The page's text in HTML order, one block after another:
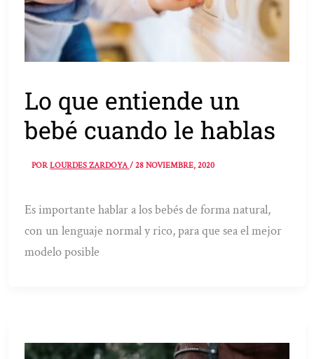
Lo que entiende un
bebé cuando le hablas
PORLOURDES ZARDOYA/28 NOVIEMBRE, 2020
Es importante hablar a los bebés de forma natural,
con un lenguaje normal y rico, para que sea el mejor
modelo posible